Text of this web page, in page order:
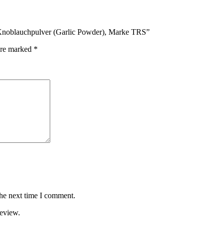
(Garlic Powder), Marke TRS”
marked *
next time I comment.